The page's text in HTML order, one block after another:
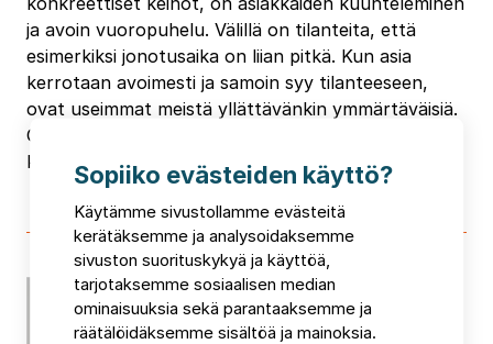
ja avoin vuoropuhelu. Välillä on tilanteita, että
esimerkiksi jonotusaika on liian pitkä. Kun asia
kerrotaan avoimesti ja samoin syy tilanteeseen,
ovat useimmat meistä yllättävänkin ymmärtäväisiä.
Omaa jonopaikkaa tärkeämpää meille kaikille
kuitenkin pitäisi olla heikoimmista huolehtiminen.
Sopiiko evästeiden käyttö?
Käytämme sivustollamme evästeitä
kerätäksemme ja analysoidaksemme
sivuston suorituskykyä ja käyttöä,
tarjotaksemme sosiaalisen median
ominaisuuksia sekä parantaaksemme ja
räätälöidäksemme sisältöä ja mainoksia.